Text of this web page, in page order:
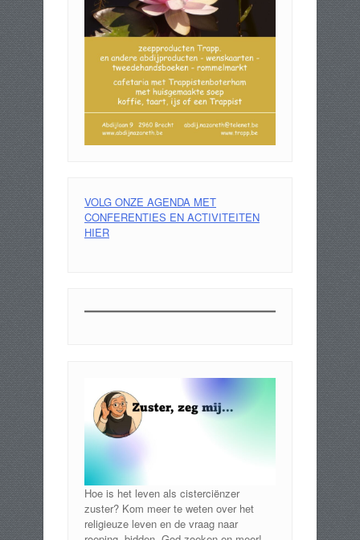
VOLG ONZE AGENDA MET
CONFERENTIES EN ACTIVITEITEN
HIER
Hoe is het leven als cisterciënzer
zuster? Kom meer te weten over het
religieuze leven en de vraag naar